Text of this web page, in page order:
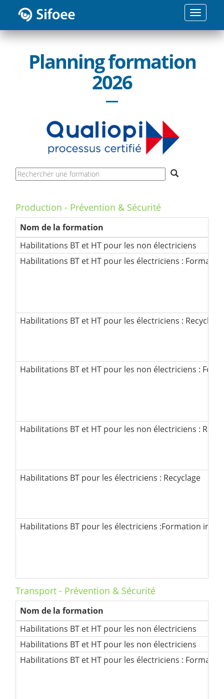
Toggle
Planning formation
2026
Production - Prévention & Sécurité
Nom de la formation
Habilitations BT et HT pour les non électriciens
Habilitations BT et HT pour les électriciens :
Habilitations BT et HT pour les électriciens : Recyclage
Habilitations BT et HT pour les non électriciens :
Habilitations BT et HT pour les non électriciens :
Habilitations BT pour les électriciens : Recyclage
Habilitations BT pour les électriciens :Formation
Transport - Prévention & Sécurité
Nom de la formation
Habilitations BT et HT pour les non électriciens
Habilitations BT et HT pour les électriciens :